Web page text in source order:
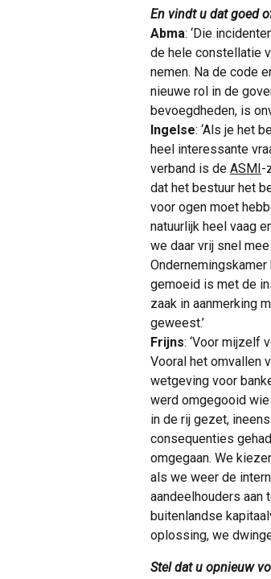
En vindt u dat goed
Abma: ‘Die
de hele constellatie
nemen. Na de code
nieuwe rol in de
bevoegdheden, is
Ingelse: ‘Als je het
heel interessante
verband is de ASMI-
dat het bestuur het
voor ogen moet
natuurlijk heel vaag
we daar vrij snel
gemoeid is met de
zaak in aanmerking
geweest.’
Frijns: ‘Voor mijzelf
Vooral het omvallen
wetgeving voor
werd omgegooid
in de rij gezet,
consequenties
omgegaan. We
als we weer de
aandeelhouders aan
buitenlandse
oplossing, we
Stel dat u opnieuw